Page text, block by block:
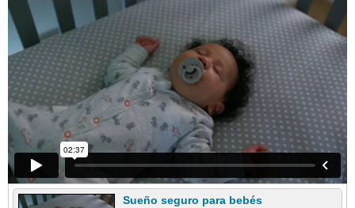
Sueño seguro para bebés